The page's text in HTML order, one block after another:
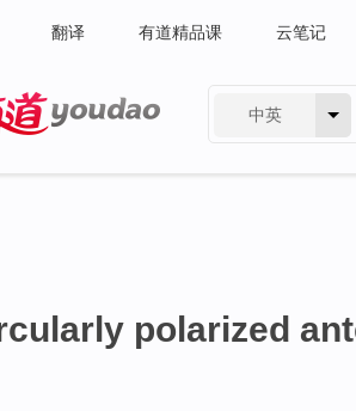
翻译 有道精品课 云笔记
中英
polarized